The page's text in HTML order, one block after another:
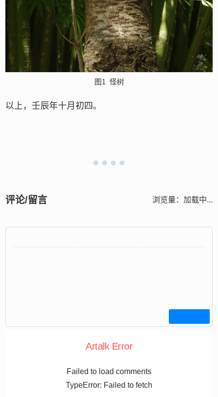
图1 怪树
以上，壬辰年十月初四。
评论/留言 浏览量： 加载中...
Artalk Error
Failed to load comments
TypeError: Failed to fetch